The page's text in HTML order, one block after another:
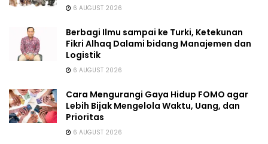
6 AUGUST 2026
Berbagi Ilmu sampai ke Turki, Ketekunan
Fikri Alhaq Dalami bidang Manajemen dan
Logistik
6 AUGUST 2026
Cara Mengurangi Gaya Hidup FOMO agar
Lebih Bijak Mengelola Waktu, Uang, dan
Prioritas
6 AUGUST 2026